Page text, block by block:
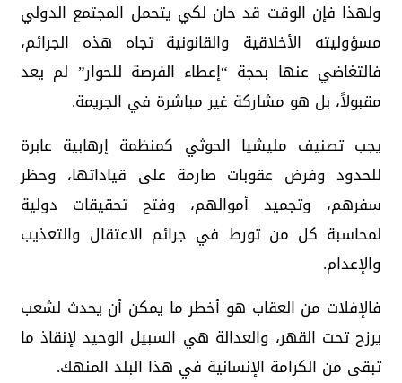
ولهذا فإن الوقت قد حان لكي يتحمل المجتمع الدولي
مسؤوليته الأخلاقية والقانونية تجاه هذه الجرائم،
فالتغاضي عنها بحجة “إعطاء الفرصة للحوار” لم يعد
مقبولاً، بل هو مشاركة غير مباشرة في الجريمة.
يجب تصنيف مليشيا الحوثي كمنظمة إرهابية عابرة
للحدود وفرض عقوبات صارمة على قياداتها، وحظر
سفرهم، وتجميد أموالهم، وفتح تحقيقات دولية
لمحاسبة كل من تورط في جرائم الاعتقال والتعذيب
والإعدام.
فالإفلات من العقاب هو أخطر ما يمكن أن يحدث لشعب
يرزح تحت القهر، والعدالة هي السبيل الوحيد لإنقاذ ما
تبقى من الكرامة الإنسانية في هذا البلد المنهك.